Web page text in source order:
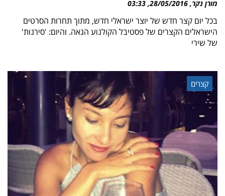
מורן נקר 28/05/2016
03:33
בכל יום קצר חדש של יוצר ישראלי חדש, מתוך תחרות הסרטים
הישראלים הקצרים של פסטיבל הקולנוע הגאה. והיום: 'סירנות'
של שירי
קצרים